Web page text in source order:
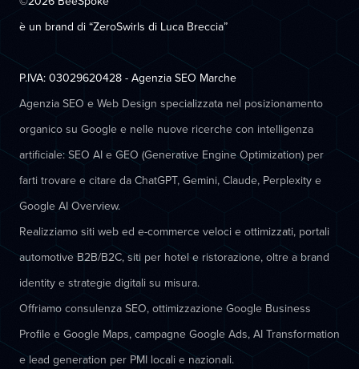
è un brand di “ZeroSwirls di Luca Breccia”
P.IVA: 03029620428 - Agenzia SEO Marche
Agenzia SEO e Web Design specializzata nel posizionamento
organico su Google e nelle nuove ricerche con intelligenza
artificiale: SEO AI e GEO (Generative Engine Optimization) per
farti trovare e citare da ChatGPT, Gemini, Claude, Perplexity e
Google AI Overview.
Realizziamo siti web ed e-commerce veloci e ottimizzati, portali
automotive B2B/B2C, siti per hotel e ristorazione, oltre a brand
identity e strategie digitali su misura.
Offriamo consulenza SEO, ottimizzazione Google Business
Profile e Google Maps, campagne Google Ads, AI Transformation
e lead generation per PMI locali e nazionali.